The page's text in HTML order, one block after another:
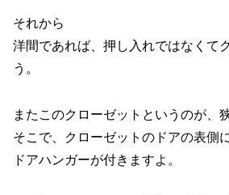
それから
洋間であれば、押し入れではなくて
う。
またこのクローゼットというのが、狭
そこで、クローゼットのドアの表側
ドアハンガーが付きますよ。